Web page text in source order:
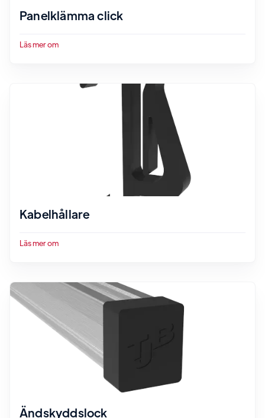
Panelklämma click
Läs mer om
Kabelhållare
Läs mer om
Ändskyddslock